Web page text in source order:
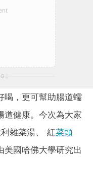
喝，更可幫助腸道蠕
道健康。今次為大家
利雜菜湯、 紅菜頭
美國哈佛大學研究出